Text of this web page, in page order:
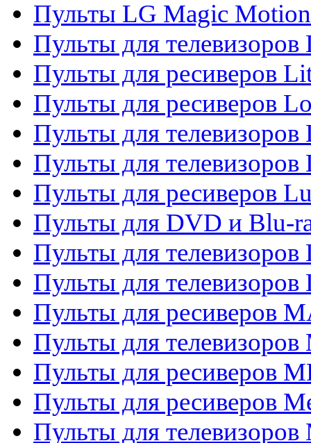
Пульты LG Magic Motion
Пульты для
Пульты для ресиверов
Пульты для ресиверов
Пульты для телевизоров
Пульты для
Пульты для ресиверов
Пульты для DVD и Blu-
Пульты для телевизоров
Пульты для телевизоров
Пульты для ресиверов
Пульты для телевизоров
Пульты для ресиверов
Пульты для ресиверов
Пульты для телевизоров